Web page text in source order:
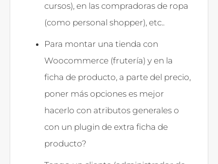
cursos), en las compradoras de ropa
(como personal shopper), etc..
Para montar una tienda con
Woocommerce (frutería) y en la
ficha de producto, a parte del precio,
poner más opciones es mejor
hacerlo con atributos generales o
con un plugin de extra ficha de
producto?